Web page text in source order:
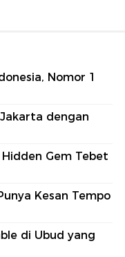
Nomor 1
dengan
Gem Tebet
Kesan Tempo
di Ubud yang